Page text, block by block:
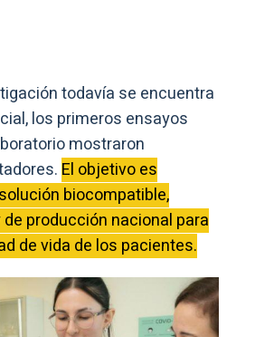
todavía se encuentra
los primeros ensayos
mostraron
El objetivo es
biocompatible,
producción nacional para
de vida de los pacientes.